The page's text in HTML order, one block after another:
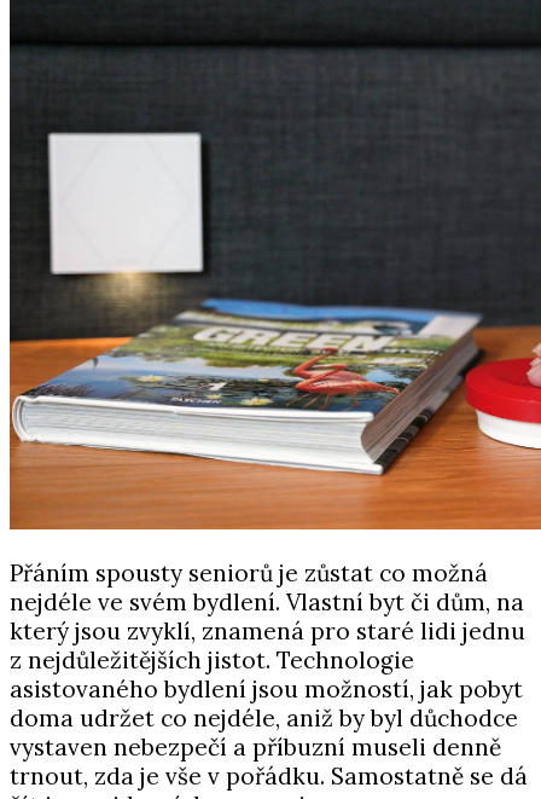
Přáním spousty seniorů je zůstat co možná
nejdéle ve svém bydlení. Vlastní byt či dům, na
který jsou zvyklí, znamená pro staré lidi jednu
z nejdůležitějších jistot. Technologie
asistovaného bydlení jsou možností, jak pobyt
doma udržet co nejdéle, aniž by byl důchodce
vystaven nebezpečí a příbuzní museli denně
trnout, zda je vše v pořádku. Samostatně se dá